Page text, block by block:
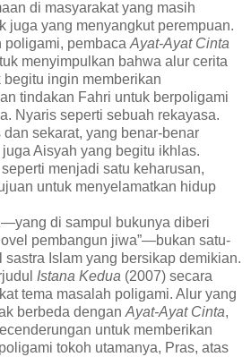
di masyarakat yang masih
juga yang menyangkut perempuan.
poligami, pembaca Ayat-Ayat Cinta
menyimpulkan bahwa alur cerita
ingin memberikan
tindakan Fahri untuk berpoligami
Nyaris seperti sebuah rekayasa.
sekarat, yang benar-benar
Aisyah yang begitu ikhlas.
menjadi satu keharusan,
untuk menyelamatkan hidup
—yang di sampul bukunya diberi
pembangun jiwa”—bukan satu-
Islam yang bersikap demikian.
Istana Kedua (2007) secara
tema masalah poligami. Alur yang
berbeda dengan Ayat-Ayat Cinta,
untuk memberikan
tokoh utamanya, Pras, atas